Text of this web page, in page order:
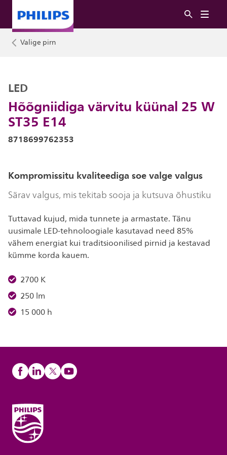
Valige pirn
Hõõgniidiga värvitu küünal 25 W
ST35 E14
LED
8718699762353
Kompromissitu kvaliteediga soe valge valgus
Särav valgus, mis tekitab sooja ja kutsuva õhustiku
Tuttavad kujud, mida tunnete ja armastate. Tänu
uusimale LED-tehnoloogiale kasutavad need 85%
vähem energiat kui traditsioonilised pirnid ja kestavad
kümme korda kauem.
2700 K
250 lm
15 000 h